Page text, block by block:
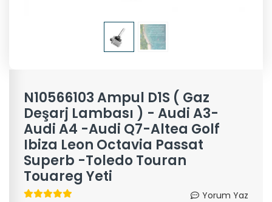
N10566103 Ampul D1S ( Gaz
Deşarj Lambası ) - Audi A3-
Audi A4 -Audi Q7-Altea Golf
Ibiza Leon Octavia Passat
Superb -Toledo Touran
Touareg Yeti
Yorum Yaz